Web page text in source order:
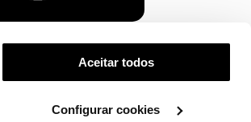
Aceitar todos
Configurar cookies